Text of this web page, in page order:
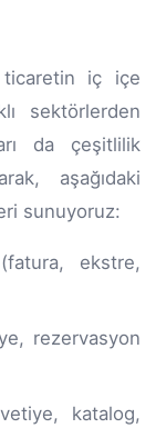
iç içe
sektörlerden
da çeşitlilik
aşağıdaki
sunuyoruz:
ekstre,
rezervasyon
katalog,